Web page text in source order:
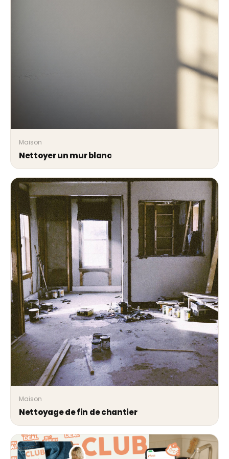
Maison
Nettoyer un mur blanc
Maison
Nettoyage de fin de chantier